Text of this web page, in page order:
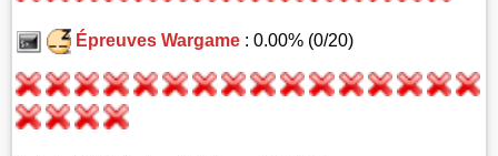
Épreuves Wargame: 0.00% (0/20)